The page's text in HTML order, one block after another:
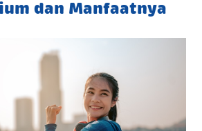
dan Manfaatnya